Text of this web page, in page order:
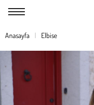
Anasayfa Elbise